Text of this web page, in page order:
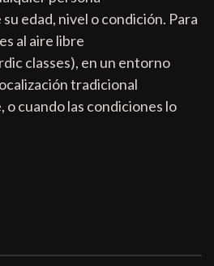
edad, nivel o condición. Para
al aire libre
classes), en un entorno
tradicional
o cuando las condiciones lo